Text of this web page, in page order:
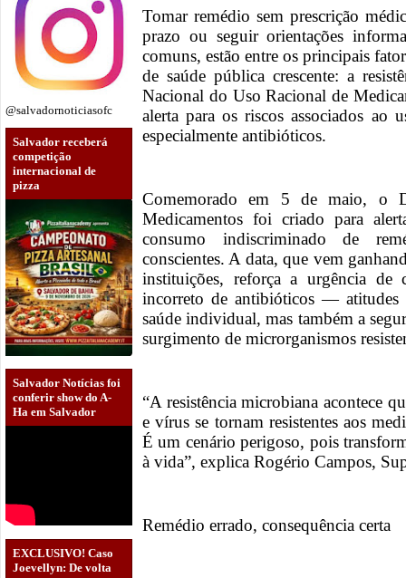
@salvadornoticiasofc
Salvador receberá
competição
internacional de
pizza
Salvador Notícias foi
conferir show do A-
Ha em Salvador
EXCLUSIVO! Caso
Joevellyn: De volta
Tomar remédio sem prescrição
prazo ou seguir orientações
comuns, estão entre os principais
de saúde pública crescente: a
Nacional do Uso Racional de
alerta para os riscos associados ao
especialmente antibióticos.
Comemorado em 5 de maio, o
Medicamentos foi criado para
consumo indiscriminado de
conscientes. A data, que vem
instituições, reforça a urgência de
incorreto de antibióticos — atitudes
saúde individual, mas também a
surgimento de microrganismos
“A resistência microbiana acontece
e vírus se tornam resistentes aos
É um cenário perigoso, pois
à vida”, explica Rogério Campos,
Remédio errado, consequência certa